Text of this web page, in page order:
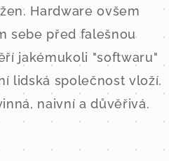
Hardware ovšem
sebe před falešnou
jakémukoli "softwaru"
lidská společnost vloží.
naivní a důvěřivá.